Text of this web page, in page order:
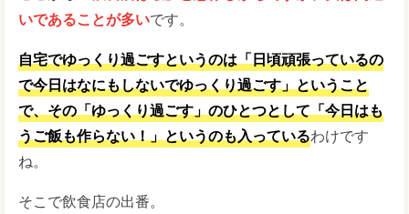
いであることが多いです。
自宅でゆっくり過ごすというのは「日頃頑張っているの
で今日はなにもしないでゆっくり過ごす」ということ
で、その「ゆっくり過ごす」のひとつとして「今日はも
うご飯も作らない！」というのも入っているわけです
ね。
そこで飲食店の出番。